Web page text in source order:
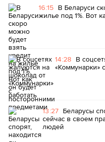
16:15 В Беларуси
жилье под 1%. Вот
14:28 В
«Коммунарки»
13:27 Беларусы
сейчас в своем
людей